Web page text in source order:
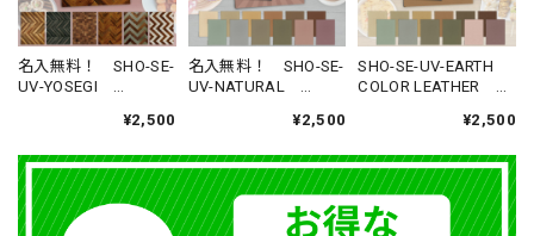
名入無料！ SHO-SE-
UV-YOSEGI
応） NEW 木目柄プ
ク （受注生産
品）
¥2,500
名入無料！ SHO-SE-
UV-NATURAL
応） NEW オリジナ
ーブック （受注生
産品）
¥2,500
SHO-SE-UV-EARTH
COLOR LEATHER
応） NEW オリジナ
ーブック （受注生
産品）
¥2,500